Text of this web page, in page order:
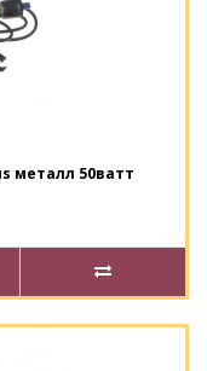
металл 50ватт